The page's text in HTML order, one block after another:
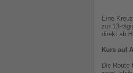
Eine
zur 13-
direkt ab
Kurs auf
Die Route